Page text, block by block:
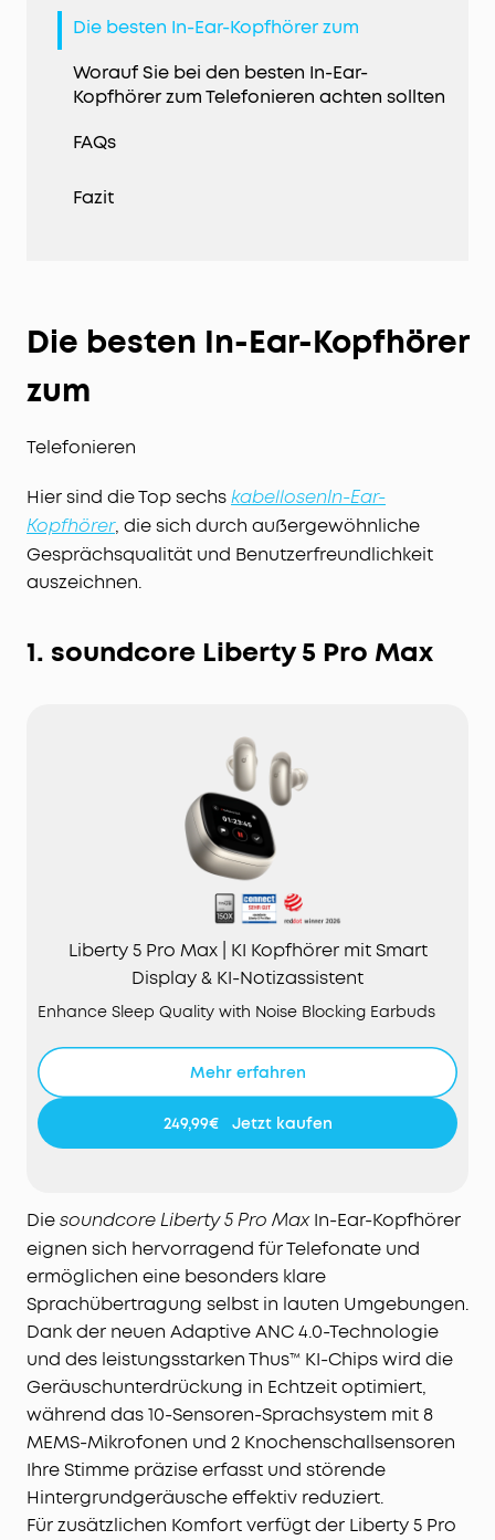
Die besten In-Ear-Kopfhörer zum
Worauf Sie bei den besten In-Ear-
Kopfhörer zum Telefonieren achten sollten
FAQs
Fazit
Die besten In-Ear-Kopfhörer
zum
Telefonieren
Hier sind die Top sechs kabellosenIn-Ear-
Kopfhörer, die sich durch außergewöhnliche
Gesprächsqualität und Benutzerfreundlichkeit
auszeichnen.
1. soundcore Liberty 5 Pro Max
Liberty 5 Pro Max | KI Kopfhörer mit Smart
Display & KI-Notizassistent
Enhance Sleep Quality with Noise Blocking Earbuds
Mehr erfahren
249,99€ Jetzt kaufen
Die soundcore Liberty 5 Pro MaxIn-Ear-Kopfhörer
eignen sich hervorragend für Telefonate und
ermöglichen eine besonders klare
Sprachübertragung selbst in lauten Umgebungen.
Dank der neuen Adaptive ANC 4.0-Technologie
und des leistungsstarken Thus™ KI-Chips wird die
Geräuschunterdrückung in Echtzeit optimiert,
während das 10-Sensoren-Sprachsystem mit 8
MEMS-Mikrofonen und 2 Knochenschallsensoren
Ihre Stimme präzise erfasst und störende
Hintergrundgeräusche effektiv reduziert.
Für zusätzlichen Komfort verfügt der Liberty 5 Pro